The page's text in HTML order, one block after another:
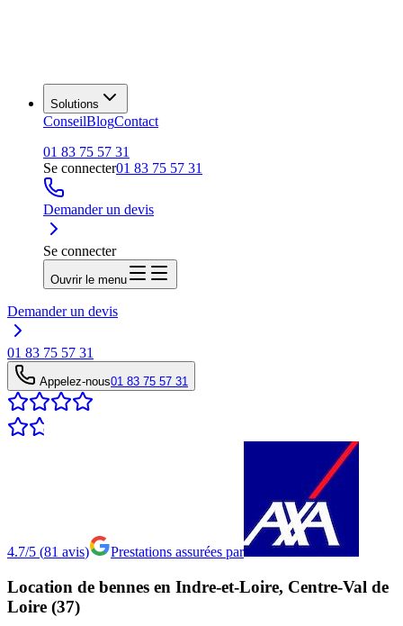
Solutions
ConseilBlogContact
01 83 75 57 31
Se connecter01 83 75 57 31
Demander un devis
Se connecter
Ouvrir le menu
Demander un devis
01 83 75 57 31
Appelez-nous01 83 75 57 31
4.7/5 (81 avis) Prestations assurées par
Location de bennes en Indre-et-Loire, Centre-Val de
Loire (37)